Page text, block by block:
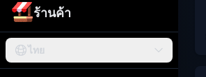
ร้านค้า
ไทย